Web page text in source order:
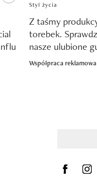
Styl życia
Z taśmy
torebek.
nasze ulubione
Współpraca reklamowa
Visit us onVisit